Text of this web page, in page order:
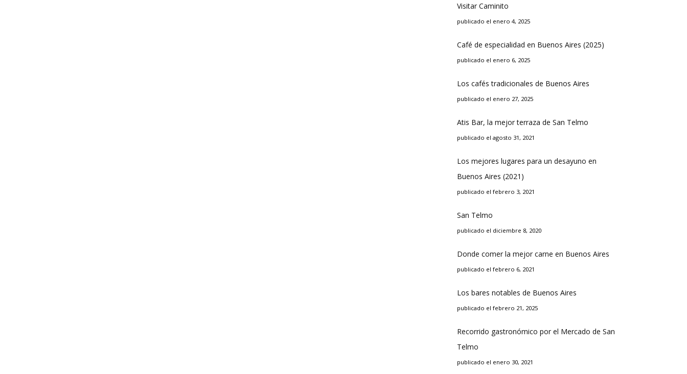
Visitar Caminito
publicado el enero 4, 2025
Café de especialidad en Buenos Aires (2025)
publicado el enero 6, 2025
Los cafés tradicionales de Buenos Aires
publicado el enero 27, 2025
Atis Bar, la mejor terraza de San Telmo
publicado el agosto 31, 2021
Los mejores lugares para un desayuno en
Buenos Aires (2021)
publicado el febrero 3, 2021
San Telmo
publicado el diciembre 8, 2020
Donde comer la mejor carne en Buenos Aires
publicado el febrero 6, 2021
Los bares notables de Buenos Aires
publicado el febrero 21, 2025
Recorrido gastronómico por el Mercado de San
Telmo
publicado el enero 30, 2021